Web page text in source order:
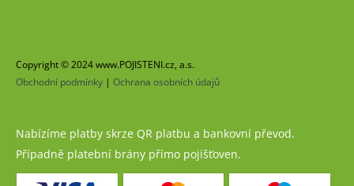
Copyright © 2024 www.POJISTENI.cz, a.s.
Obchodní podmínky | Ochrana osobních údajů
Nabízíme platby skrze QR platbu a bankovní převod.
Případně platební brány přímo pojišťoven.